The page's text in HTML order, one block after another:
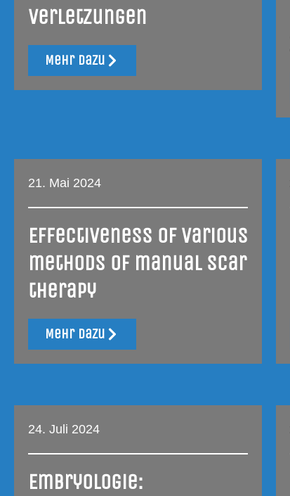
Verletzungen
Mehr dazu
21. Mai 2024
Effec­ti­ve­ness of various
methods of manu­al scar
therapy
Mehr dazu
24. Juli 2024
Embryologie: